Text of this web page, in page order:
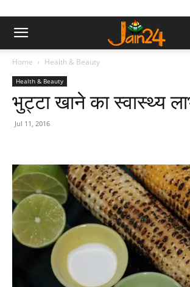
Home Health & Beauty
Health & Beauty
भुट्टा खाने का स्‍वास्‍थ्‍य
Jul 11, 2016